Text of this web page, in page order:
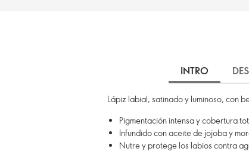
INTRO
Lápiz labial, satinado y luminoso, con
Pigmentación intensa y cobertura
Infundido con aceite de jojoba y
Nutre y protege los labios contra